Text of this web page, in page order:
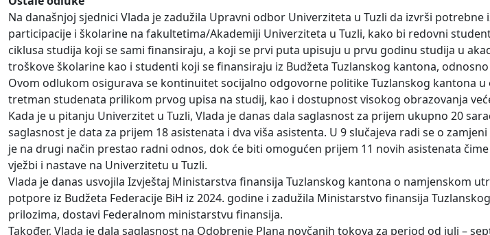
Na današnjoj sjednici Vlada je zadužila Upravni odbor Univerziteta u Tuzli da izvrši
participacije i školarine na fakultetima/Akademiji Univerziteta u Tuzli, kako bi redovni
ciklusa studija koji se sami finansiraju, a koji se prvi puta upisuju u prvu godinu studija u
troškove školarine kao i studenti koji se finansiraju iz Budžeta Tuzlanskog kantona,
Ovom odlukom osigurava se kontinuitet socijalno odgovorne politike Tuzlanskog kantona
tretman studenata prilikom prvog upisa na studij, kao i dostupnost visokog obrazovanja
Kada je u pitanju Univerzitet u Tuzli, Vlada je danas dala saglasnost za prijem ukupno 20
saglasnost je data za prijem 18 asistenata i dva viša asistenta. U 9 slučajeva radi se o
je na drugi način prestao radni odnos, dok će biti omogućen prijem 11 novih asistenata
vježbi i nastave na Univerzitetu u Tuzli.
Vlada je danas usvojila Izvještaj Ministarstva finansija Tuzlanskog kantona o namjenskom
potpore iz Budžeta Federacije BiH iz 2024. godine i zadužila Ministarstvo finansija
prilozima, dostavi Federalnom ministarstvu finansija.
Također, Vlada je dala saglasnost na Odobrenje Plana novčanih tokova za period od juli –